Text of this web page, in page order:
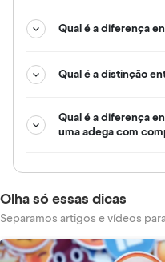
Qual é a diferença
Qual é a distinção
Qual é a diferença
uma adega com
Olha só essas dicas
Separamos artigos e vídeos